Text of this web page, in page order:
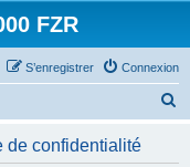
FZR
Connexion
S’enregistrer
de confidentialité